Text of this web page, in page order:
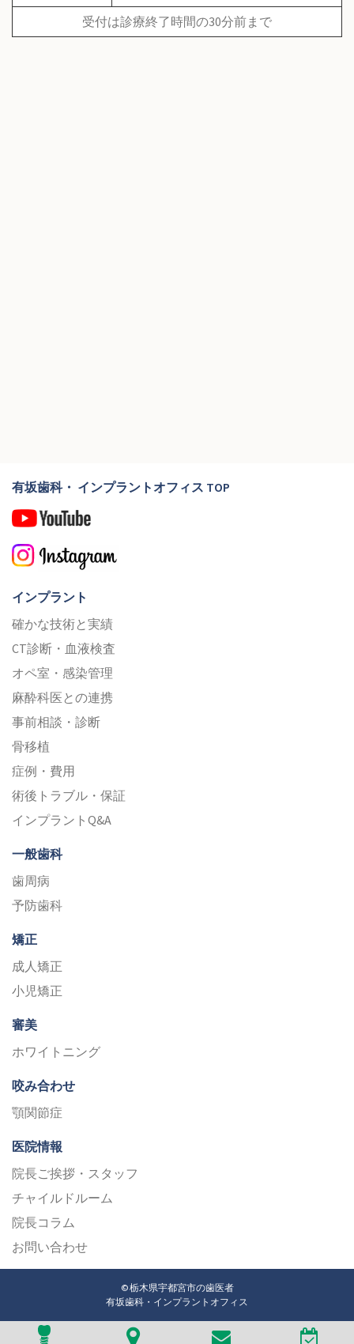
受付は診療終了時間の30分前まで
有坂歯科・ インプラントオフィス TOP
インプラント
確かな技術と実績
CT診断・血液検査
オペ室・感染管理
麻酔科医との連携
事前相談・診断
骨移植
症例・費用
術後トラブル・保証
インプラントQ&A
一般歯科
歯周病
予防歯科
矯正
成人矯正
小児矯正
審美
ホワイトニング
咬み合わせ
顎関節症
医院情報
院長ご挨拶・スタッフ
チャイルドルーム
院長コラム
お問い合わせ
© 栃木県宇都宮市の歯医者
有坂歯科・インプラントオフィス